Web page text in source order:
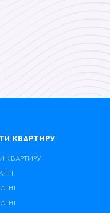
КВАРТИРУ
КВАРТИРУ